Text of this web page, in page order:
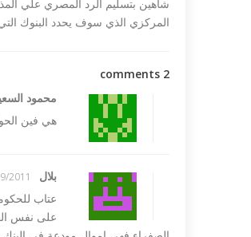
شاهين بتسليم الرد المصري علي
المركزي الذي سوف يحدد البنوك
2 comments
محمود
هي فين
بلال 00:58
عتاب
على نفس
مصري
تندد بمذبحة شارلي